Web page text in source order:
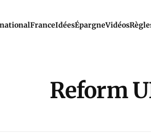
FranceIdéesÉpargneVidéos
Reform